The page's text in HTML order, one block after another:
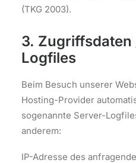
(TKG 2003).
3. Zugriffsdaten
Logfiles
Beim Besuch unserer
Hosting-Provider
sogenannte Server-
anderem:
IP-Adresse des